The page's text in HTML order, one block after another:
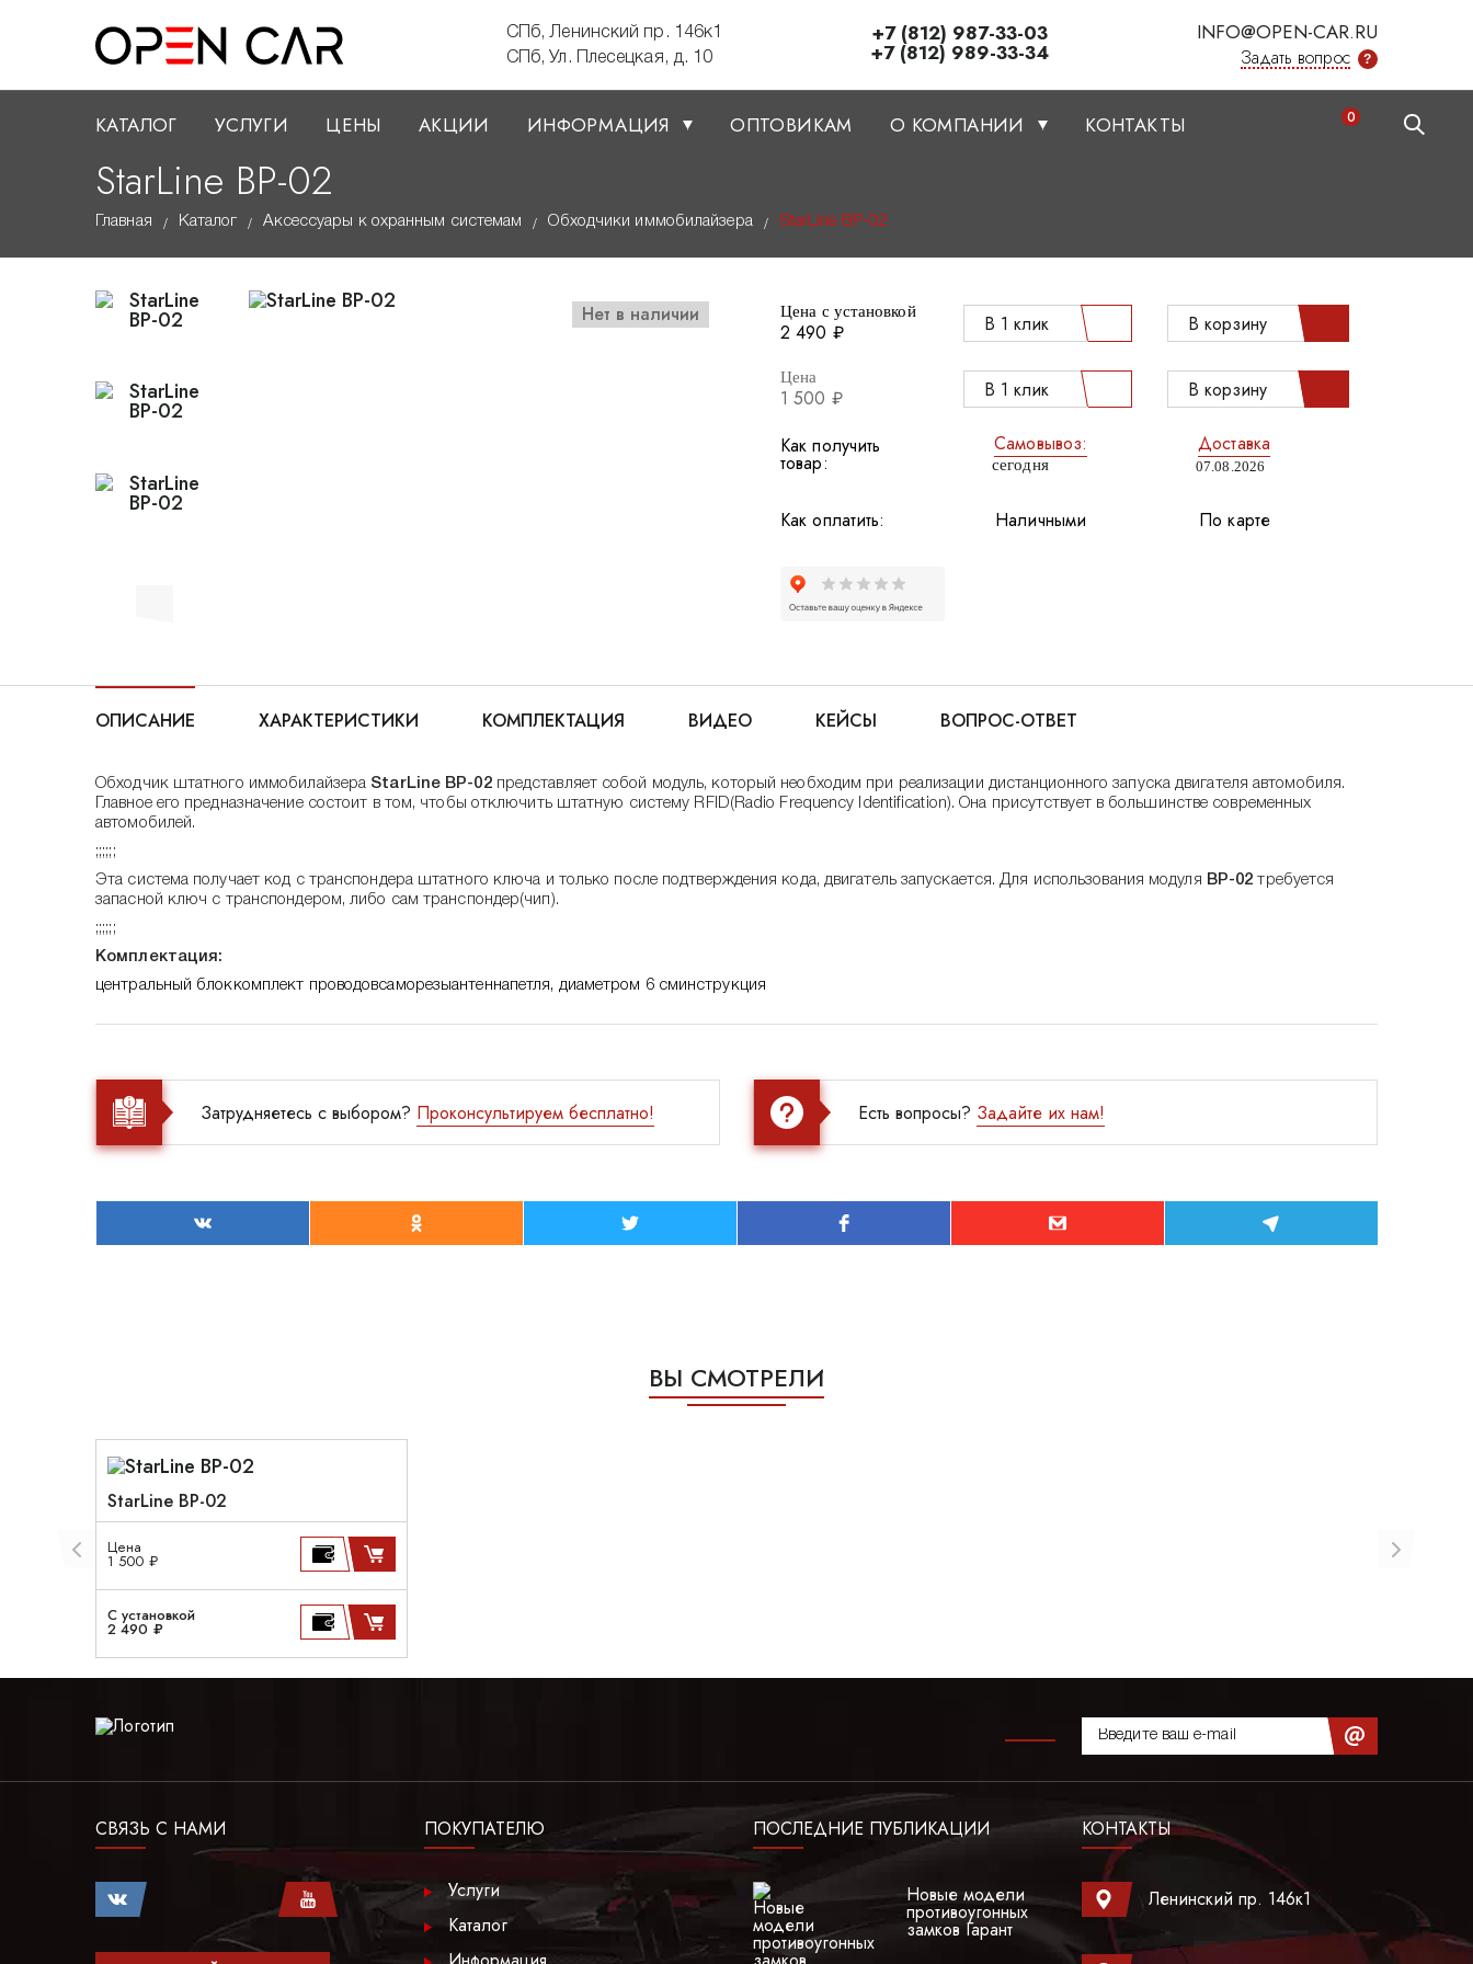
СПб, Ленинский пр. 146к1
СПб, Ул. Плесецкая, д. 10
+7 (812) 987-33-03
+7 (812) 989-33-34
INFO@OPEN-CAR.RU
Задать вопрос ?
КАТАЛОГ УСЛУГИ ЦЕНЫ АКЦИИ ИНФОРМАЦИЯ ОПТОВИКАМ О КОМПАНИИ КОНТАКТЫ 0
StarLine BP-02
Главная / Каталог / Аксессуары к охранным системам / Обходчики иммобилайзера / StarLine BP-02
Нет в наличии Цена с установкой
2 490 ₽ В 1 клик В корзину
Цена
1 500 ₽ В 1 клик В корзину
Как получить
товар:
Самовывоз:
сегодня
Доставка
07.08.2026
Как оплатить: Наличными По карте
ОПИСАНИЕ ХАРАКТЕРИСТИКИ КОМПЛЕКТАЦИЯ ВИДЕО КЕЙСЫ ВОПРОС-ОТВЕТ
Обходчик штатного иммобилайзера StarLine BP-02представляет собой модуль, который необходим при реализации дистанционного запуска двигателя автомобиля.
Главное его предназначение состоит в том, чтобы отключить штатную систему RFID(Radio Frequency Identification). Она присутствует в большинстве современных
автомобилей.
;;;;;;
Эта система получает код с транспондера штатного ключа и только после подтверждения кода, двигатель запускается. Для использования модуля BP-02 требуется
запасной ключ с транспондером, либо сам транспондер(чип).
;;;;;;
Комплектация:
центральный блоккомплект проводовсаморезыантеннапетля, диаметром 6 сминструкция
Затрудняетесь с выбором? Проконсультируем бесплатно! Есть вопросы? Задайте их нам!
ВЫ СМОТРЕЛИ
StarLine BP-02
Цена
1 500 ₽
С установкой
2 490 ₽
СВЯЗЬ С НАМИ ПОКУПАТЕЛЮ
Услуги
Каталог
ПОСЛЕДНИЕ ПУБЛИКАЦИИ
Новые модели
противоугонных
замков Гарант
КОНТАКТЫ
Ленинский пр. 146к1